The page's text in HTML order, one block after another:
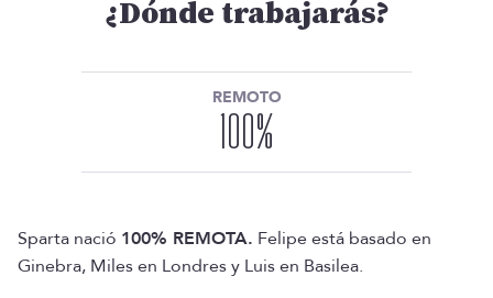
¿Dónde trabajarás?
REMOTO
100%
Sparta nació 100% REMOTA. Felipe está basado en
Ginebra, Miles en Londres y Luis en Basilea.